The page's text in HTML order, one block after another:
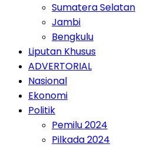
Sumatera Selatan
Jambi
Bengkulu
Liputan Khusus
ADVERTORIAL
Nasional
Ekonomi
Politik
Pemilu 2024
Pilkada 2024